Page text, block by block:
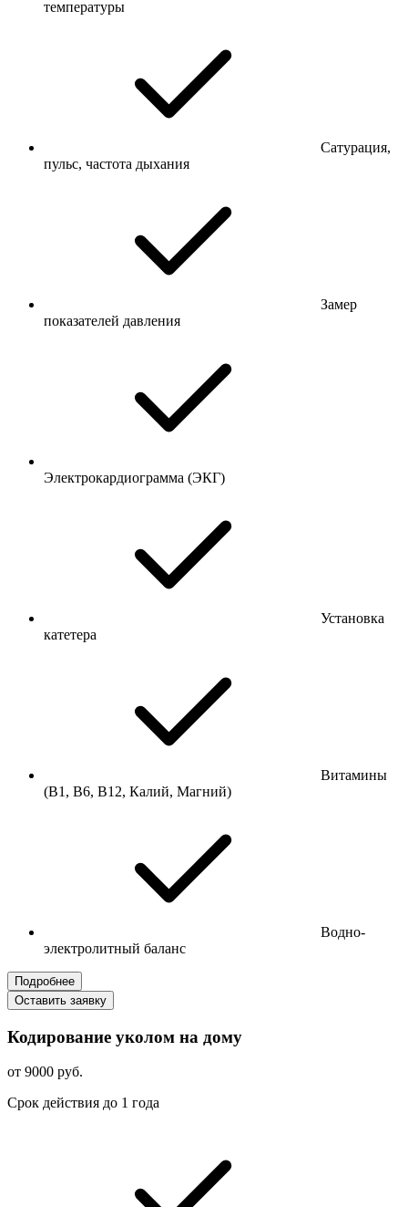
температуры
Сатурация,
пульс, частота дыхания
Замер
показателей давления
Электрокардиограмма (ЭКГ)
Установка
катетера
Витамины
(В1, В6, В12, Калий, Магний)
Водно-
электролитный баланс
Подробнее
Оставить заявку
Кодирование уколом на дому
от 9000 руб.
Срок действия до 1 года